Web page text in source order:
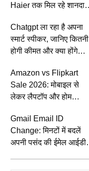
Tanna ने बेटे संग शेयर की
फोटो, फैंस को दिखाई लाडले की
Haier तक मिल रहे शानदार
Chatgpt ला रहा है अपना
स्मार्ट स्पीकर, जानिए कितनी
होगी कीमत और क्या होंगे
Amazon vs Flipkart
Sale 2026: मोबाइल से
लेकर लैपटॉप और होम
मिलेगा सस्ता? जानें पूरी डील
Gmail Email ID
Change: मिनटों में बदलें
अपनी पसंद की ईमेल आईडी,